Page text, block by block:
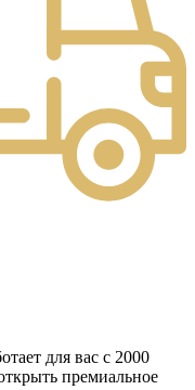
для вас с 2000
премиальное